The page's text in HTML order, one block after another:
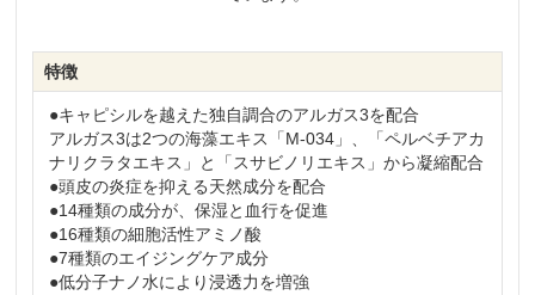
特徴
●キャピシルを越えた独自調合のアルガス3を配合
アルガス3は2つの海藻エキス「M-034」、「ペルベチアカ
ナリクラタエキス」と「スサビノリエキス」から凝縮配合
●頭皮の炎症を抑える天然成分を配合
●14種類の成分が、保湿と血行を促進
●16種類の細胞活性アミノ酸
●7種類のエイジングケア成分
●低分子ナノ水により浸透力を増強